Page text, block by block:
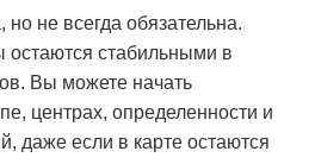
не всегда обязательна.
остаются стабильными в
Вы можете начать
центрах, определенности и
даже если в карте остаются